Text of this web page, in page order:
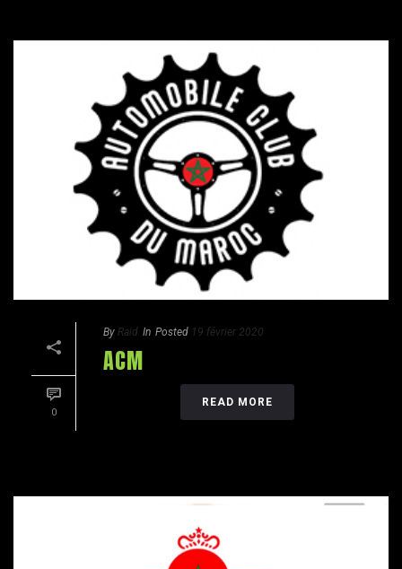
0
By Raid In Posted 19 février 2020
ACM
READ MORE